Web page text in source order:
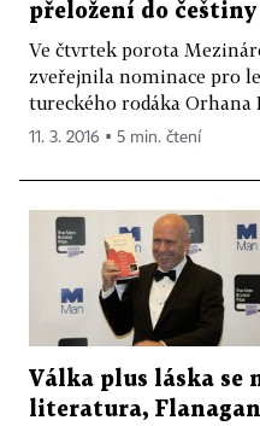
přeložení do češtiny
Ve čtvrtek porota
zveřejnila nominace pro
tureckého rodáka Orhana
11. 3. 2016 ▪ 5 min. čtení
Válka plus láska se
literatura,